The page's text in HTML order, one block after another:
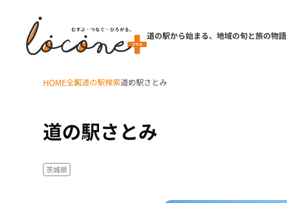
道の駅から始まる、地域の旬と旅の物語
HOME全国道の駅検索道の駅さとみ
道の駅さとみ
茨城県